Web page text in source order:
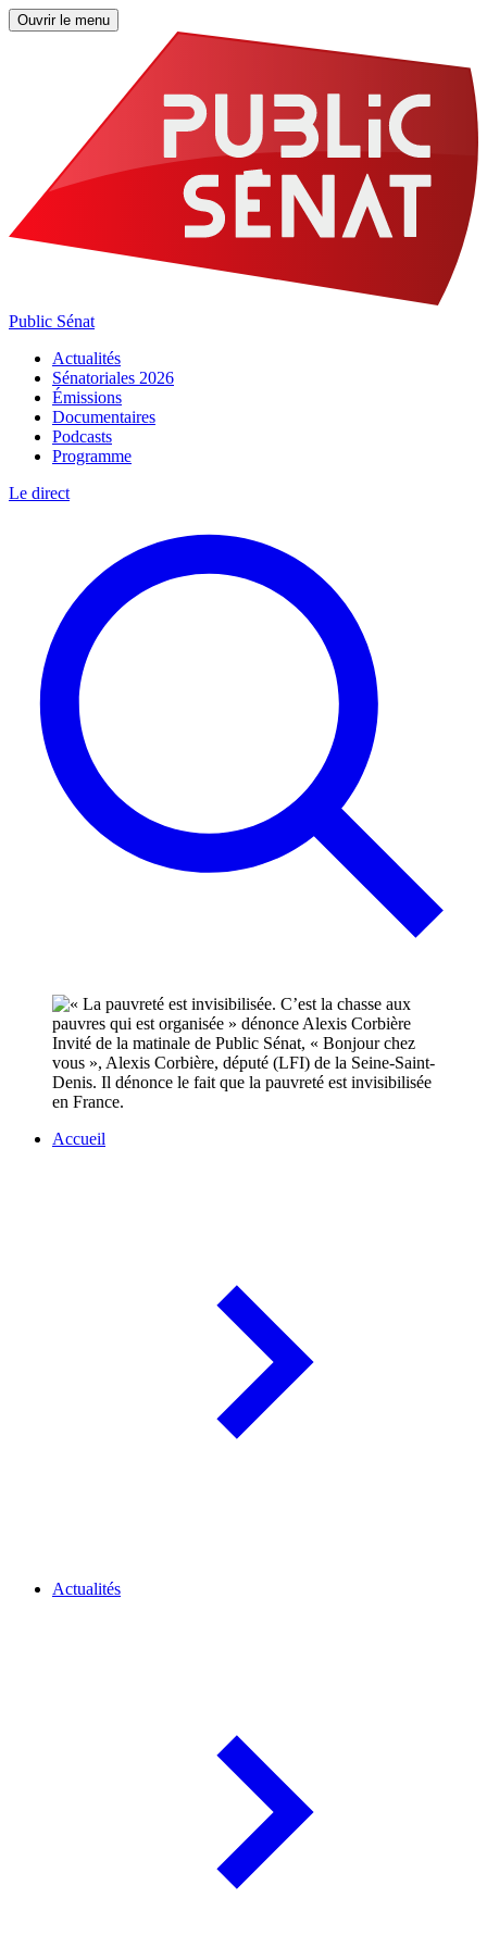
Ouvrir le menu
Public Sénat
Actualités
Sénatoriales 2026
Émissions
Documentaires
Podcasts
Programme
Le direct
Invité de la matinale de Public Sénat, « Bonjour chez
vous », Alexis Corbière, député (LFI) de la Seine-Saint-
Denis. Il dénonce le fait que la pauvreté est invisibilisée
en France.
Accueil
Actualités